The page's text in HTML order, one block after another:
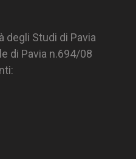
degli Studi di Pavia
di Pavia n.694/08